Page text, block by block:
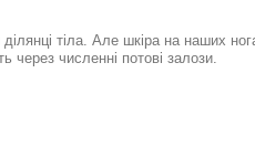
тіла. Але шкіра на наших
через численні потові залози.